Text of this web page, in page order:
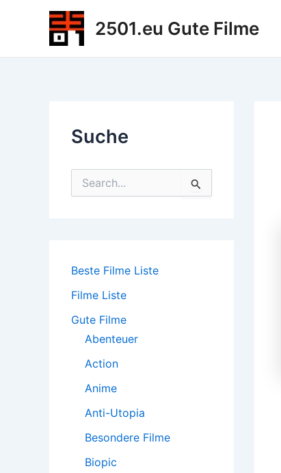
2501.eu Gute Filme
Suche
a
h
Beste Filme Liste
Filme Liste
Gute Filme
Abenteuer
Action
Anime
Anti-Utopia
Besondere Filme
Biopic